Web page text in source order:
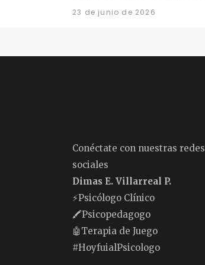
23 de junio de 2026
Conéctate con nuestras redes
sociales
Dimas E. Villarreal P.
⚡️Psicólogo Clínico
🖍Psicopedagogo
🤖Terapia de Juego
#HoyfuialPsicologo